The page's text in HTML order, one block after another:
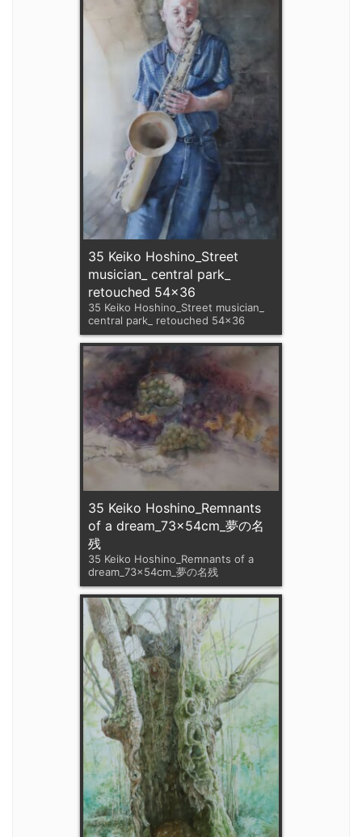
35 Keiko Hoshino_Street
musician_ central park_
retouched 54x36
35 Keiko Hoshino_Street musician_
central park_ retouched 54x36
35 Keiko Hoshino_Remnants
of a dream_73x54cm_夢の名
残
35 Keiko Hoshino_Remnants of a
dream_73x54cm_夢の名残